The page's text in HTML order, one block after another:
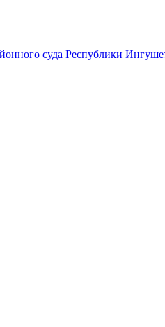
суда Республики